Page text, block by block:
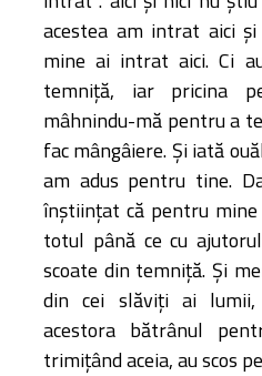
acestea am intrat aici
mine ai intrat aici. Ci
temniţă, iar pricina
mâhnindu-mă pentru a
fac mângâiere. Şi iată
am adus pentru tine.
înştiinţat că pentru
totul până ce cu
scoate din temniţă. Şi
din cei slăviţi ai lumii,
acestora bătrânul
trimiţând aceia, au scos